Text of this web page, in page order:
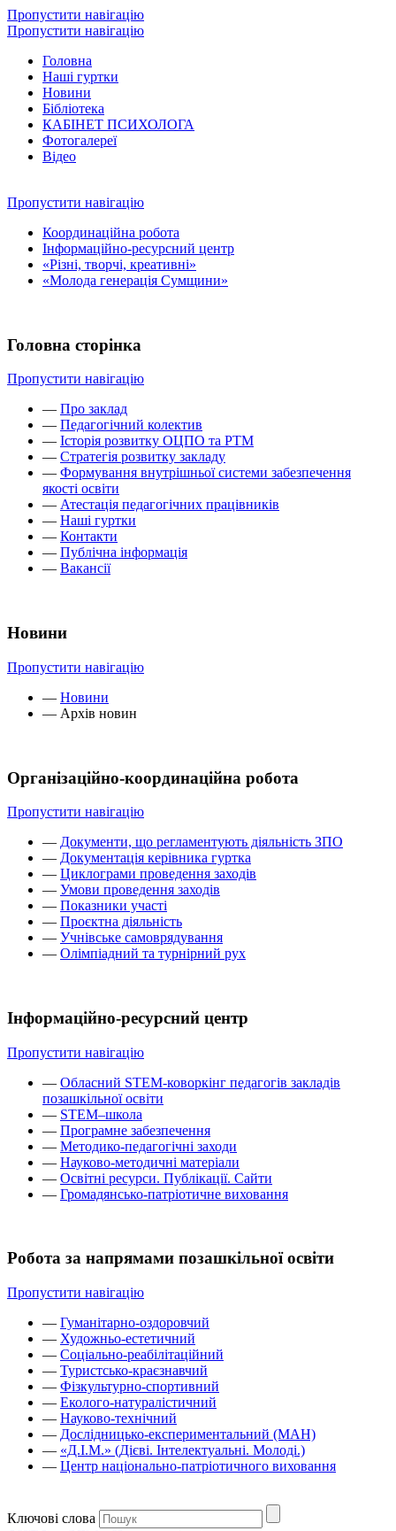
Пропустити навігацію
Пропустити навігацію
Головна
Наші гуртки
Новини
Бібліотека
КАБІНЕТ ПСИХОЛОГА
Фотогалереї
Відео
Пропустити навігацію
Координаційна робота
Інформаційно-ресурсний центр
«Різні, творчі, креативні»
«Молода генерація Сумщини»
Головна сторінка
Пропустити навігацію
— Про заклад
— Педагогічний колектив
— Історія розвитку ОЦПО та РТМ
— Стратегія розвитку закладу
— Формування внутрішньої системи забезпечення
якості освіти
— Атестація педагогічних працівників
— Наші гуртки
— Контакти
— Публічна інформація
— Вакансії
Новини
Пропустити навігацію
— Новини
— Архів новин
Організаційно-координаційна робота
Пропустити навігацію
— Документи, що регламентують діяльність ЗПО
— Документація керівника гуртка
— Циклограми проведення заходів
— Умови проведення заходів
— Показники участі
— Проєктна діяльність
— Учнівське самоврядування
— Олімпіадний та турнірний рух
Інформаційно-ресурсний центр
Пропустити навігацію
— Обласний STEM-коворкінг педагогів закладів
позашкільної освіти
— STEM–школа
— Програмне забезпечення
— Методико-педагогічні заходи
— Науково-методичні матеріали
— Освітні ресурси. Публікації. Сайти
— Громадянсько-патріотичне виховання
Робота за напрямами позашкільної освіти
Пропустити навігацію
— Гуманітарно-оздоровчий
— Художньо-естетичний
— Соціально-реабілітаційний
— Туристсько-краєзнавчий
— Фізкультурно-спортивний
— Еколого-натуралістичний
— Науково-технічний
— Дослідницько-експериментальний (МАН)
— «Д.І.М.» (Дієві. Інтелектуальні. Молоді.)
— Центр національно-патріотичного виховання
Ключові слова